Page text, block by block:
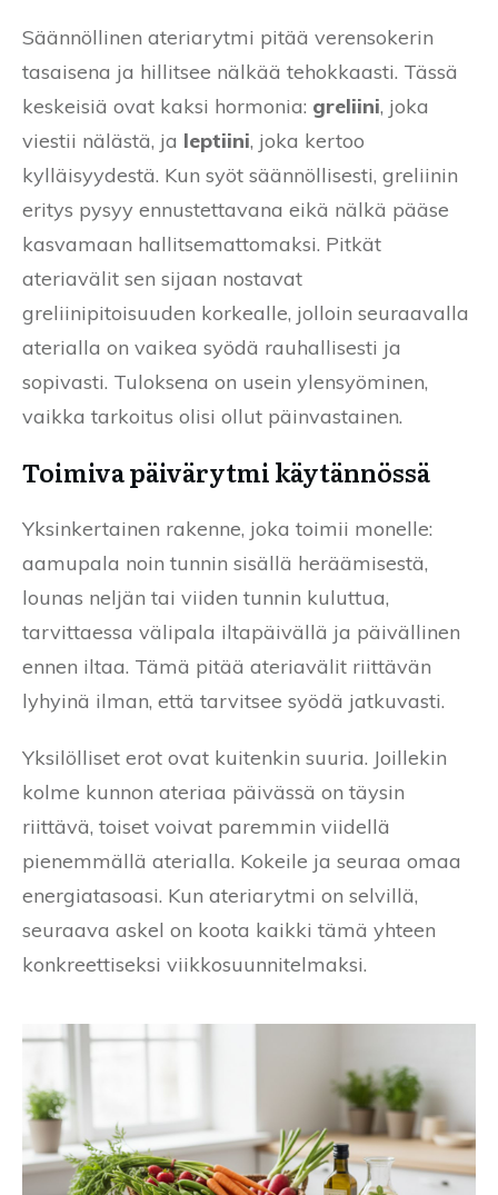
Säännöllinen ateriarytmi pitää verensokerin
tasaisena ja hillitsee nälkää tehokkaasti. Tässä
keskeisiä ovat kaksi hormonia: greliini, joka
viestii nälästä, ja leptiini, joka kertoo
kylläisyydestä. Kun syöt säännöllisesti, greliinin
eritys pysyy ennustettavana eikä nälkä pääse
kasvamaan hallitsemattomaksi. Pitkät
ateriavälit sen sijaan nostavat
greliinipitoisuuden korkealle, jolloin seuraavalla
aterialla on vaikea syödä rauhallisesti ja
sopivasti. Tuloksena on usein ylensyöminen,
vaikka tarkoitus olisi ollut päinvastainen.
Toimiva päivärytmi käytännössä
Yksinkertainen rakenne, joka toimii monelle:
aamupala noin tunnin sisällä heräämisestä,
lounas neljän tai viiden tunnin kuluttua,
tarvittaessa välipala iltapäivällä ja päivällinen
ennen iltaa. Tämä pitää ateriavälit riittävän
lyhyinä ilman, että tarvitsee syödä jatkuvasti.
Yksilölliset erot ovat kuitenkin suuria. Joillekin
kolme kunnon ateriaa päivässä on täysin
riittävä, toiset voivat paremmin viidellä
pienemmällä aterialla. Kokeile ja seuraa omaa
energiatasoasi. Kun ateriarytmi on selvillä,
seuraava askel on koota kaikki tämä yhteen
konkreettiseksi viikkosuunnitelmaksi.